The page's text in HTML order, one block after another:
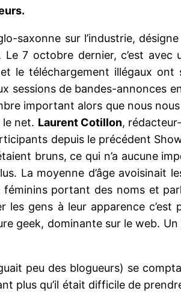
saxonne sur l’industrie,
7 octobre dernier, c’est avec
le téléchargement illégaux ont
sessions de bandes-annonces
important alors que nous
le net. Laurent Cotillon,
depuis le précédent
bruns, ce qui n’a aucune
La moyenne d’âge avoisinait
portant des noms et
gens à leur apparence c’est
geek, dominante sur le web. Un
peu des blogueurs) se
plus qu’il était difficile de